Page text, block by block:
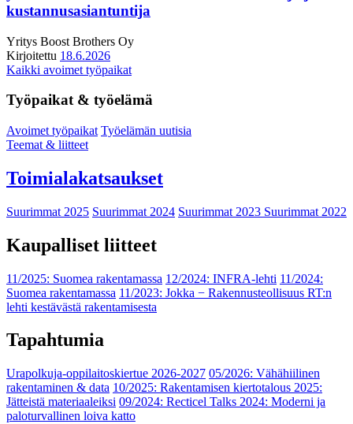
kustannusasiantuntija
Yritys Boost Brothers Oy
Kirjoitettu 18.6.2026
Kaikki avoimet työpaikat
Työpaikat & työelämä
Avoimet työpaikat Työelämän uutisia
Teemat & liitteet
Toimialakatsaukset
Suurimmat 2025 Suurimmat 2024 Suurimmat 2023 Suurimmat 2022
Kaupalliset liitteet
11/2025: Suomea rakentamassa 12/2024: INFRA-lehti 11/2024:
Suomea rakentamassa 11/2023: Jokka − Rakennusteollisuus RT:n
lehti kestävästä rakentamisesta
Tapahtumia
Urapolkuja-oppilaitoskiertue 2026-2027 05/2026: Vähähiilinen
rakentaminen & data 10/2025: Rakentamisen kiertotalous 2025:
Jätteistä materiaaleiksi 09/2024: Recticel Talks 2024: Moderni ja
paloturvallinen loiva katto